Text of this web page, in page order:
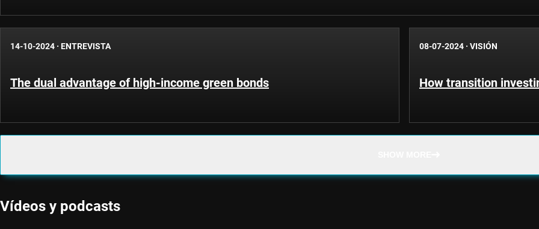
14-10-2024 · ENTREVISTA
The dual advantage of high-income green bonds
08-07-2024 · VISIÓN
How transition
Vídeos y podcasts